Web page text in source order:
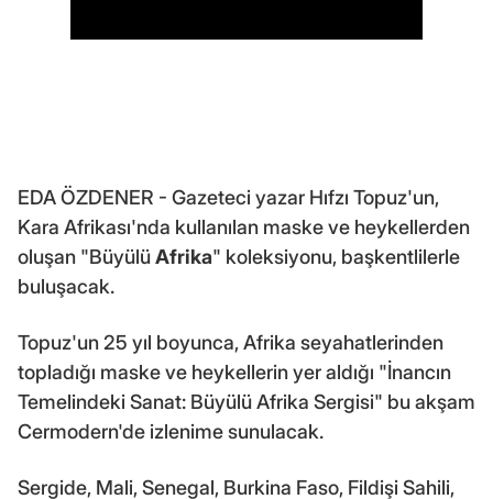
EDA ÖZDENER - Gazeteci yazar Hıfzı Topuz'un,
Kara Afrikası'nda kullanılan maske ve heykellerden
oluşan "BüyülüAfrika" koleksiyonu, başkentlilerle
buluşacak.
Topuz'un 25 yıl boyunca, Afrika seyahatlerinden
topladığı maske ve heykellerin yer aldığı "İnancın
Temelindeki Sanat: Büyülü Afrika Sergisi" bu akşam
Cermodern'de izlenime sunulacak.
Sergide, Mali, Senegal, Burkina Faso, Fildişi Sahili,